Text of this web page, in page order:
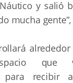
y salió
mucha
que
para recibir